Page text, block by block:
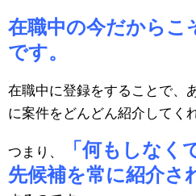
在職中の今だからこ
です。
在職中に登録をすることで、
に案件をどんどん紹介してく
つまり、
「何もしなく
先候補を常に紹介さ